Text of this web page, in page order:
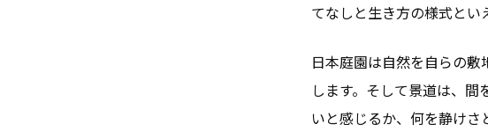
てなしと生き方の様式とい
日本庭園は自然を自らの
します。そして景道は、
いと感じるか、何を静け